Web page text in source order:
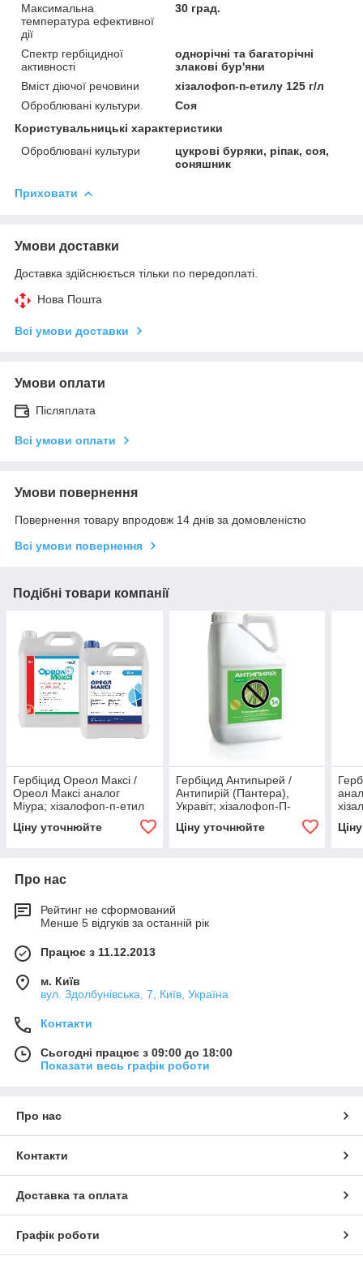
Максимальна
температура ефективної
дії
30 град.
Спектр гербіцидної
активності
однорічні та багаторічні
злакові бур'яни
Вміст діючої речовини
хізалофоп-п-етилу 125 г/л
Оброблювані культури.
Соя
Користувальницькі характеристики
Оброблювані культури
цукрові буряки, ріпак, соя,
соняшник
Приховати
Умови доставки
Доставка здійснюється тільки по передоплаті.
Нова Пошта
Всі умови доставки
Умови оплати
Післяплата
Всі умови оплати
Умови повернення
Повернення товару впродовж 14 днів за домовленістю
Всі умови повернення
Подібні товари компанії
Гербіцид Ореол Максі /
Ореол Максі аналог
Міура; хізалофоп-п-етил
бур'янів
Ціну уточнюйте
Гербіцид Антипырей /
Антипирій (Пантера),
Укравіт; хізалофоп-П-
тефурил 40 г/л, овочеві,
ріпак, соя, буряк
Ціну уточнюйте
Про нас
Рейтинг не сформований
Менше 5 відгуків за останній рік
Працює з 11.12.2013
м. Київ
вул. Здолбунівська, 7, Київ, Україна
Контакти
Сьогодні працює з 09:00 до 18:00
Показати весь графік роботи
Про нас
Контакти
Доставка та оплата
Графік роботи